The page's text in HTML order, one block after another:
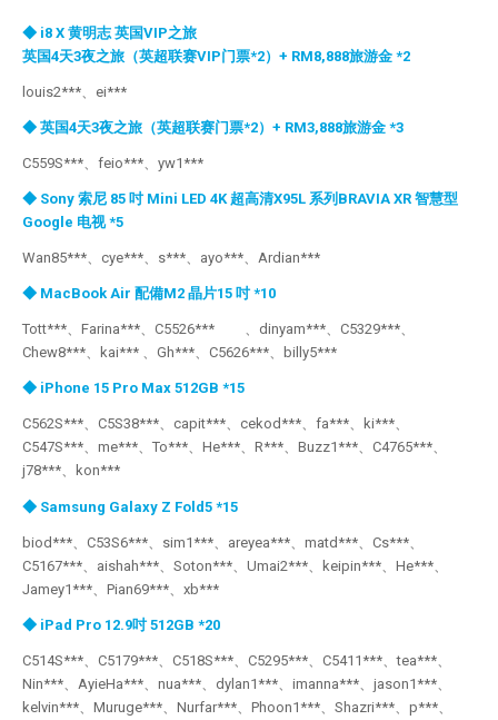
◆ i8 X 黄明志 英国VIP之旅
英国4天3夜之旅（英超联赛VIP门票*2）+ RM8,888旅游金 *2
louis2***、ei***
◆ 英国4天3夜之旅（英超联赛门票*2）+ RM3,888旅游金 *3
C559S***、feio***、yw1***
◆ Sony 索尼 85 吋 Mini LED 4K 超高清X95L 系列BRAVIA XR 智慧型
Google 电视 *5
Wan85***、cye***、s***、ayo***、Ardian***
◆ MacBook Air 配備M2 晶片15 吋 *10
Tott***、Farina***、C5526*** 、dinyam***、C5329***、
Chew8***、kai*** 、Gh***、C5626***、billy5***
◆ iPhone 15 Pro Max 512GB *15
C562S***、C5S38***、capit***、cekod***、fa***、ki***、
C547S***、me***、To***、He***、R***、Buzz1***、C4765***、
j78***、kon***
◆ Samsung Galaxy Z Fold5 *15
biod***、C53S6***、sim1***、areyea***、matd***、Cs***、
C5167***、aishah***、Soton***、Umai2***、keipin***、He***、
Jamey1***、Pian69***、xb***
◆ iPad Pro 12.9吋 512GB *20
C514S***、C5179***、C518S***、C5295***、C5411***、tea***、
Nin***、AyieHa***、nua***、dylan1***、imanna***、jason1***、
kelvin***、Muruge***、Nurfar***、Phoon1***、Shazri***、p***、